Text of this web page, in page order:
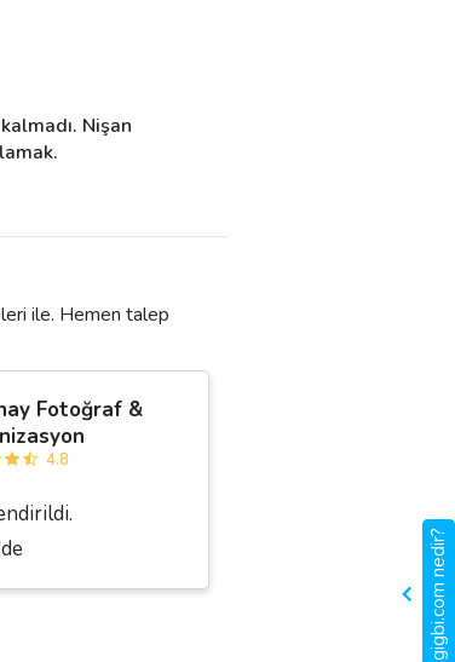
Nişan
ile. Hemen talep
Fotoğraf &
4.8
gigbi.com nedir?